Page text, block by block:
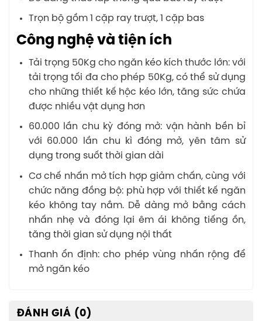
Trọn bộ gồm 1 cặp ray trượt, 1 cặp bas
Công nghệ và tiện ích
Tải trọng 50Kg cho ngăn kéo kích thước lớn: với
tải trọng tối đa cho phép 50Kg, có thể sử dụng
cho những thiết kế hộc kéo lớn, tăng sức chứa
được nhiều vật dụng hơn
60.000 lần chu kỳ đóng mở: vận hành bền bỉ
với 60.000 lần chu kì đóng mở, yên tâm sử
dụng trong suốt thời gian dài
Cơ chế nhấn mở tích hợp giảm chấn, cùng với
chức năng đồng bộ: phù hợp với thiết kế ngăn
kéo không tay nắm. Dễ dàng mở bằng cách
nhấn nhẹ và đóng lại êm ái không tiếng ồn,
tăng thời gian sử dụng nội thất
Thanh ổn định: cho phép vùng nhấn rộng để
mở ngăn kéo
ĐÁNH GIÁ (0)